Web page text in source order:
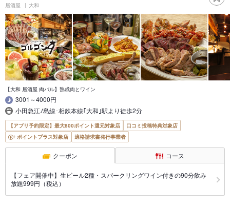
居酒屋 大和
【大和 居酒屋 肉バル】熟成肉とワイン
3001～4000円
小田急江ﾉ島線･相鉄本線｢大和｣駅より徒歩2分
【アプリ予約限定】最大800ポイント還元対象店
口コミ投稿特典対象店
ポイントプラス対象店
適格請求書発行事業者
クーポン コース
【フェア開催中】生ビール2種・スパークリングワイン付きの90分飲み
放題999円（税込）